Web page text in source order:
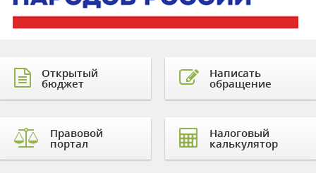
Открытый
бюджет
Правовой
портал
Написать
обращение
Налоговый
калькулятор